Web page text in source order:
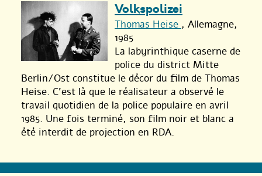
Volkspolizei
Thomas Heise , Allemagne,
1985
La labyrinthique caserne de
police du district Mitte
Berlin/Ost constitue le décor du film de Thomas
Heise. C’est là que le réalisateur a observé le
travail quotidien de la police populaire en avril
1985. Une fois terminé, son film noir et blanc a
été interdit de projection en RDA.